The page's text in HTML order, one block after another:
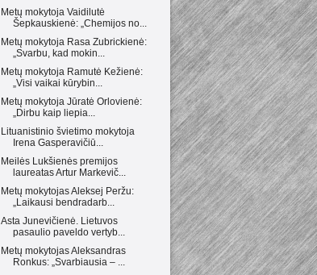
Metų mokytoja Vaidilutė
Šepkauskienė: „Chemijos no...
Metų mokytoja Rasa Zubrickienė:
„Svarbu, kad mokin...
Metų mokytoja Ramutė Kežienė:
„Visi vaikai kūrybin...
Metų mokytoja Jūratė Orlovienė:
„Dirbu kaip liepia...
Lituanistinio švietimo mokytoja
Irena Gasperavičiū...
Meilės Lukšienės premijos
laureatas Artur Markevič...
Metų mokytojas Aleksej Peržu:
„Laikausi bendradarb...
Asta Junevičienė. Lietuvos
pasaulio paveldo vertyb...
Metų mokytojas Aleksandras
Ronkus: „Svarbiausia – ...